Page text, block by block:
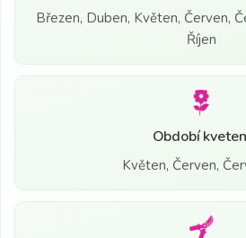
Březen, Duben, Květen, Červen,
Říjen
Období
Květen, Červen,